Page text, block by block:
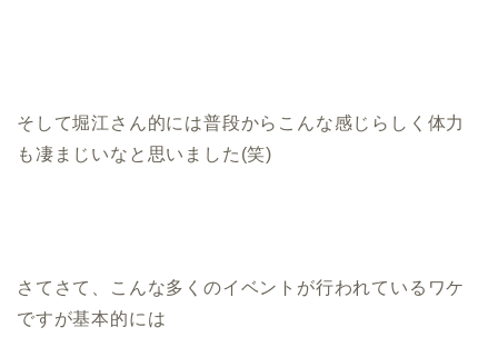
そして堀江さん的には普段からこんな感じらしく体力
も凄まじいなと思いました(笑)
さてさて、こんな多くのイベントが行われているワケ
ですが基本的には